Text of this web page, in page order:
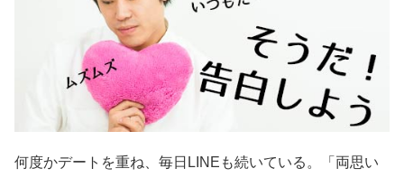
何度かデートを重ね、毎日LINEも続いている。「両思い